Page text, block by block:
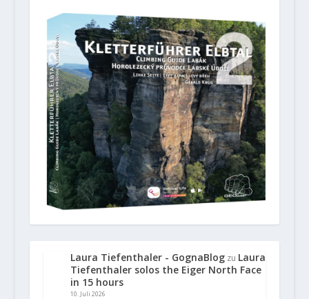
Laura Tiefenthaler - GognaBlogzu Laura
Tiefenthaler solos the Eiger North Face
in 15 hours
10. Juli 2026